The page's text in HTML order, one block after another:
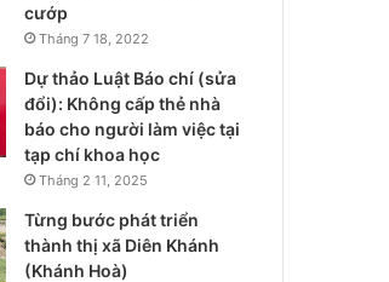
cướp
Tháng 7 18, 2022
Dự thảo Luật Báo chí (sửa
đổi): Không cấp thẻ nhà
báo cho người làm việc tại
tạp chí khoa học
Tháng 2 11, 2025
Từng bước phát triển
thành thị xã Diên Khánh
(Khánh Hoà)